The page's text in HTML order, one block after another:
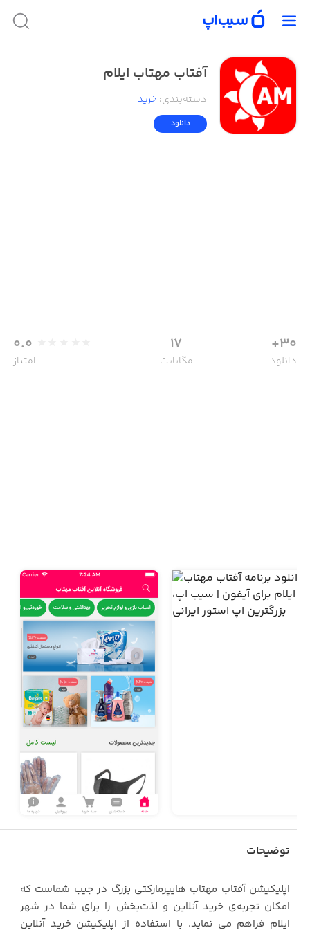
آفتاب مهتاب ایلام
دسته‌بندی: خرید
دانلود
30+
دانلود
17
مگابایت
0.0
امتیاز
توضیحات
اپلیکیشن آفتاب مهتاب هایپرمارکتی بزرگ در جیب شماست که
امکان تجربه‌ی خرید آنلاین و لذت‌بخش را برای شما در شهر
ایلام فراهم می نماید. با استفاده از اپلیکیشن خرید آنلاین